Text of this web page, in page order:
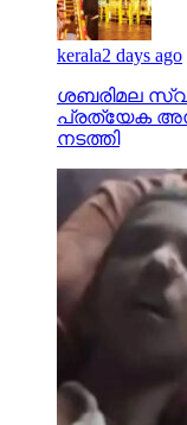
kerala2 days ago
ശബരിമല
പ്രത്യേക
നടത്തി